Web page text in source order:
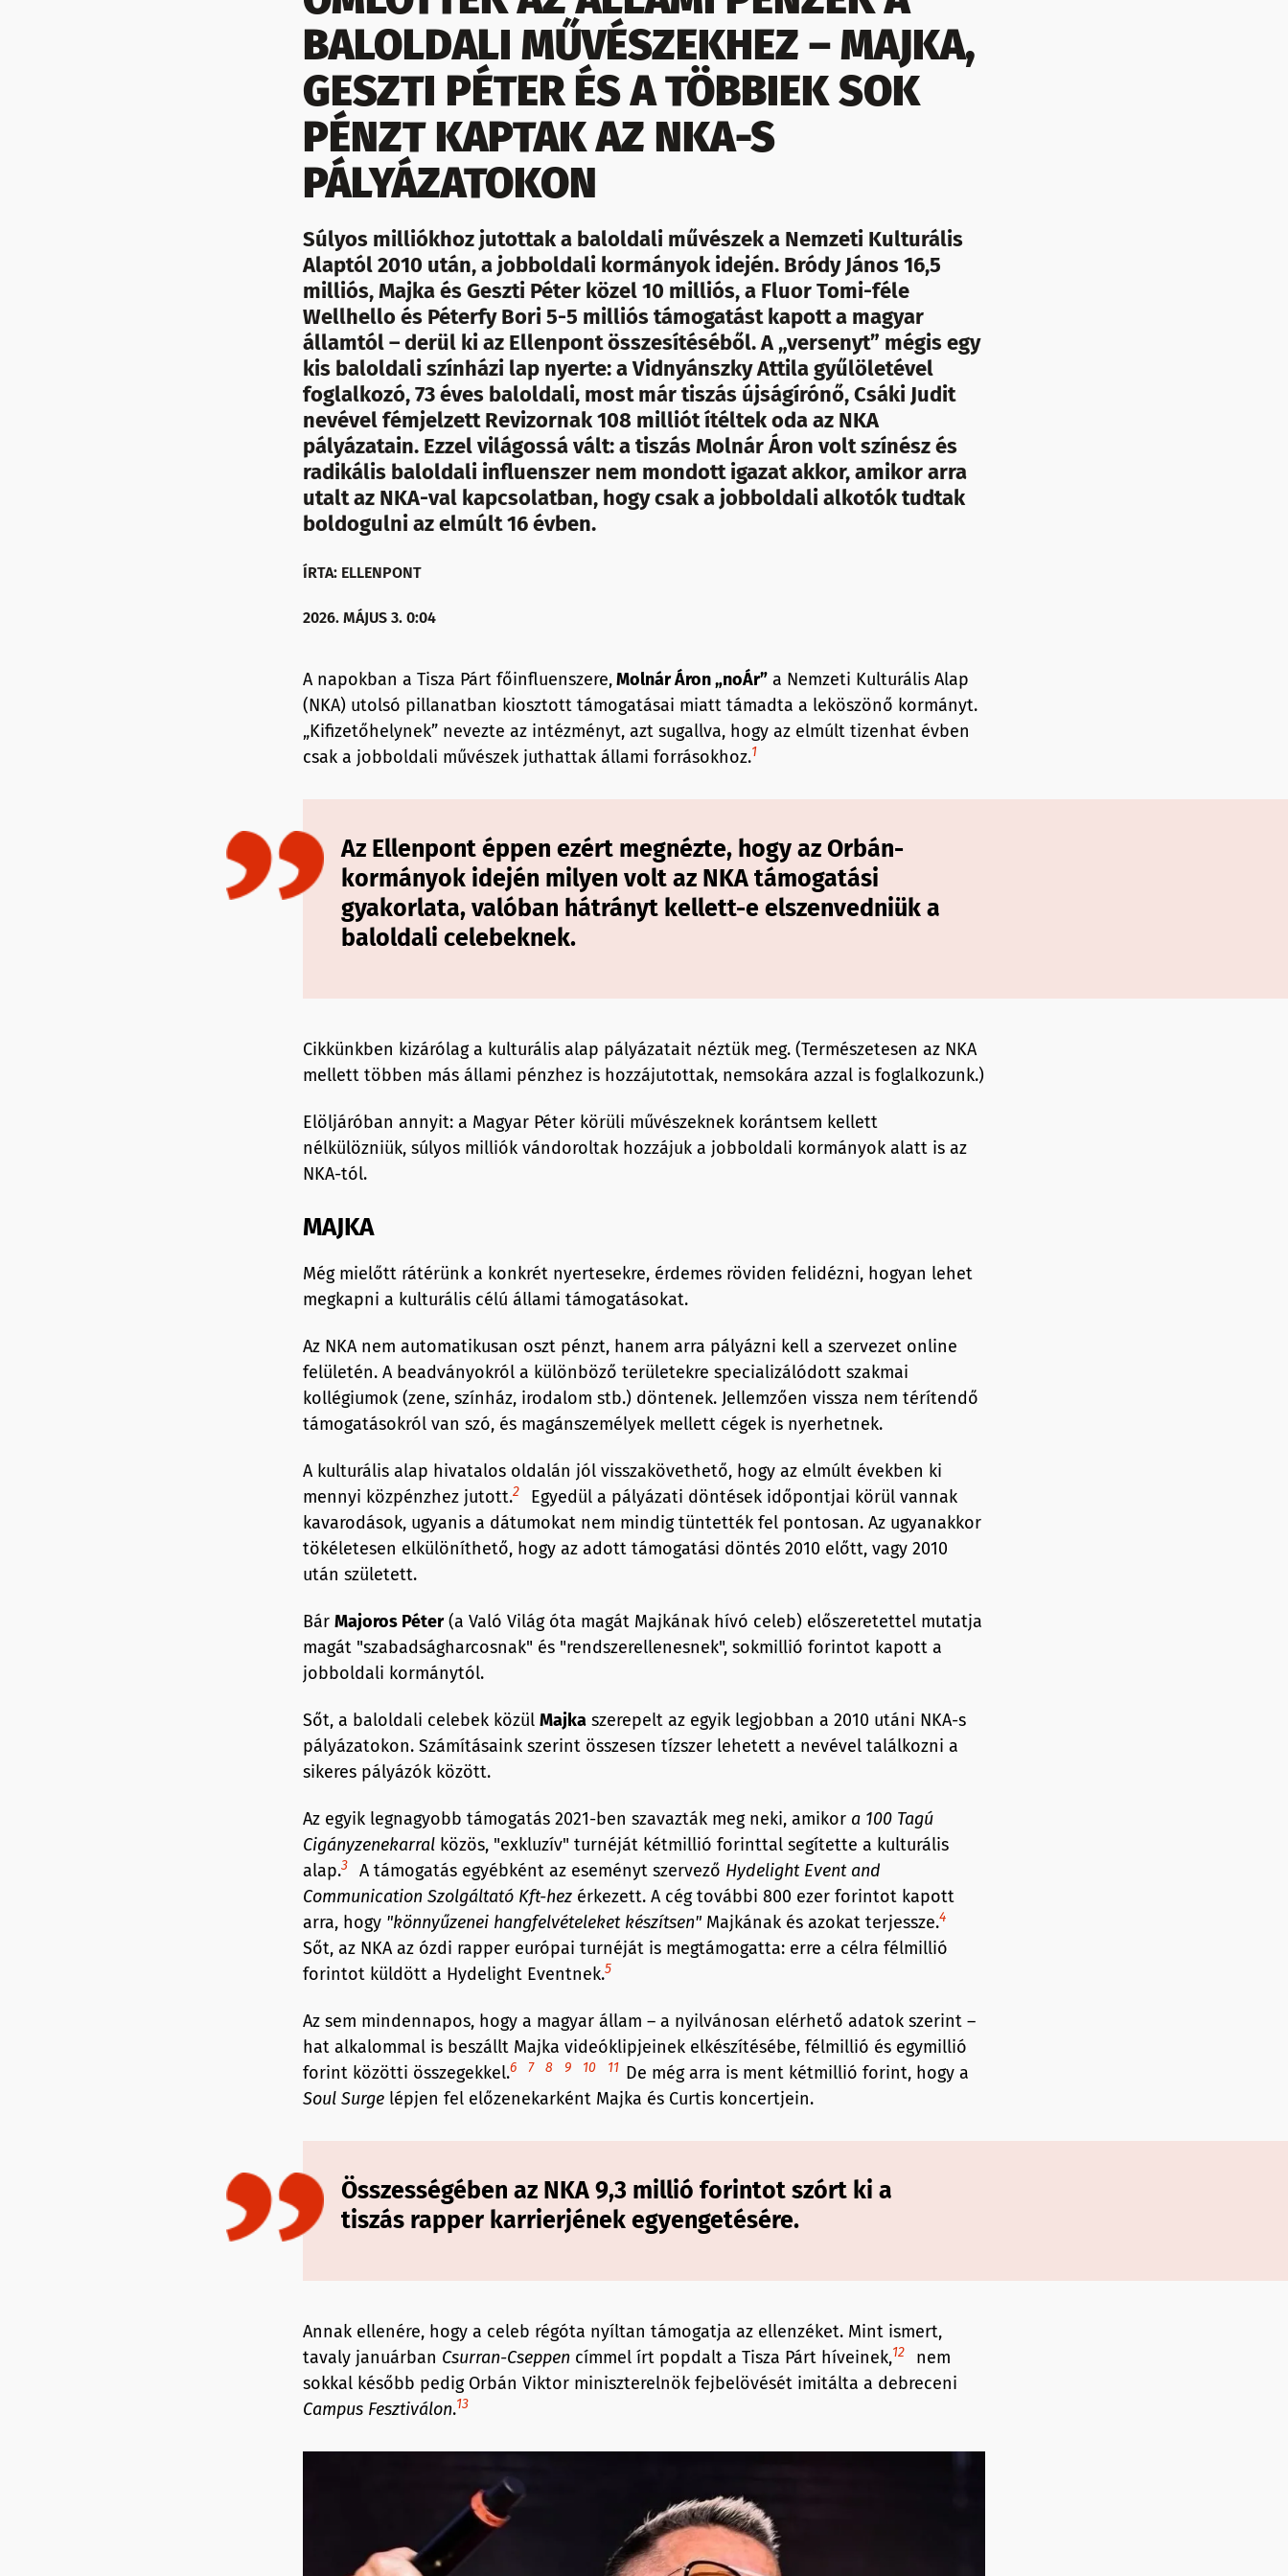
BALOLDALI MŰVÉSZEKHEZ – MAJKA,
GESZTI PÉTER ÉS A TÖBBIEK SOK
PÉNZT KAPTAK AZ NKA-S
PÁLYÁZATOKON
Súlyos milliókhoz jutottak a baloldali művészek a Nemzeti Kulturális
Alaptól 2010 után, a jobboldali kormányok idején. Bródy János 16,5
milliós, Majka és Geszti Péter közel 10 milliós, a Fluor Tomi-féle
Wellhello és Péterfy Bori 5-5 milliós támogatást kapott a magyar
államtól – derül ki az Ellenpont összesítéséből. A „versenyt” mégis egy
kis baloldali színházi lap nyerte: a Vidnyánszky Attila gyűlöletével
foglalkozó, 73 éves baloldali, most már tiszás újságírónő, Csáki Judit
nevével fémjelzett Revizornak 108 milliót ítéltek oda az NKA
pályázatain. Ezzel világossá vált: a tiszás Molnár Áron volt színész és
radikális baloldali influenszer nem mondott igazat akkor, amikor arra
utalt az NKA-val kapcsolatban, hogy csak a jobboldali alkotók tudtak
boldogulni az elmúlt 16 évben.
ÍRTA: ELLENPONT
2026. MÁJUS 3. 0:04
A napokban a Tisza Párt főinfluenszere,Molnár Áron „noÁr”a Nemzeti Kulturális Alap
(NKA) utolsó pillanatban kiosztott támogatásai miatt támadta a leköszönő kormányt.
„Kifizetőhelynek” nevezte az intézményt, azt sugallva, hogy az elmúlt tizenhat évben
csak a jobboldali művészek juthattak állami forrásokhoz.1
Az Ellenpont éppen ezért megnézte, hogy az Orbán-
kormányok idején milyen volt az NKA támogatási
gyakorlata, valóban hátrányt kellett-e elszenvedniük a
baloldali celebeknek.
Cikkünkben kizárólag a kulturális alap pályázatait néztük meg. (Természetesen az NKA
mellett többen más állami pénzhez is hozzájutottak, nemsokára azzal is foglalkozunk.)
Elöljáróban annyit: a Magyar Péter körüli művészeknek korántsem kellett
nélkülözniük, súlyos milliók vándoroltak hozzájuk a jobboldali kormányok alatt is az
NKA-tól.
MAJKA
Még mielőtt rátérünk a konkrét nyertesekre, érdemes röviden felidézni, hogyan lehet
megkapni a kulturális célú állami támogatásokat.
Az NKA nem automatikusan oszt pénzt, hanem arra pályázni kell a szervezet online
felületén. A beadványokról a különböző területekre specializálódott szakmai
kollégiumok (zene, színház, irodalom stb.) döntenek. Jellemzően vissza nem térítendő
támogatásokról van szó, és magánszemélyek mellett cégek is nyerhetnek.
A kulturális alap hivatalos oldalán jól visszakövethető, hogy az elmúlt években ki
mennyi közpénzhez jutott.2
Egyedül a pályázati döntések időpontjai körül vannak
kavarodások, ugyanis a dátumokat nem mindig tüntették fel pontosan. Az ugyanakkor
tökéletesen elkülöníthető, hogy az adott támogatási döntés 2010 előtt, vagy 2010
után született.
Bár Majoros Péter(a Való Világ óta magát Majkának hívó celeb) előszeretettel mutatja
magát "szabadságharcosnak" és "rendszerellenesnek", sokmillió forintot kapott a
jobboldali kormánytól.
Sőt, a baloldali celebek közül Majkaszerepelt az egyik legjobban a 2010 utáni NKA-s
pályázatokon. Számításaink szerint összesen tízszer lehetett a nevével találkozni a
sikeres pályázók között.
Az egyik legnagyobb támogatás 2021-ben szavazták meg neki, amikor a 100 Tagú
Cigányzenekarralközös, "exkluzív" turnéját kétmillió forinttal segítette a kulturális
alap.3 A támogatás egyébként az eseményt szervező Hydelight Event and
Communication SzolgáltatóKft-hez érkezett. A cég további 800 ezer forintot kapott
arra, hogy "könnyűzenei hangfelvételeket készítsen"Majkának és azokat terjessze.4
Sőt, az NKA az ózdi rapper európai turnéját is megtámogatta: erre a célra félmillió
forintot küldött a Hydelight Eventnek.5
Az sem mindennapos, hogy a magyar állam – a nyilvánosan elérhető adatok szerint –
hat alkalommal is beszállt Majka videóklipjeinek elkészítésébe, félmillió és egymillió
forint közötti összegekkel.6 7 8 9 10 11 De még arra is ment kétmillió forint, hogy a
Soul Surgelépjen fel előzenekarként Majka és Curtis koncertjein.
Összességében az NKA 9,3 millió forintot szórt ki a
tiszás rapper karrierjének egyengetésére.
Annak ellenére, hogy a celeb régóta nyíltan támogatja az ellenzéket. Mint ismert,
tavaly januárban Csurran-Cseppencímmel írt popdalt a Tisza Párt híveinek,12
nem
sokkal később pedig Orbán Viktor miniszterelnök fejbelövését imitálta a debreceni
Campus Fesztiválon.13